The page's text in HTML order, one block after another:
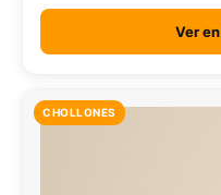
Ver
CHOLLONES